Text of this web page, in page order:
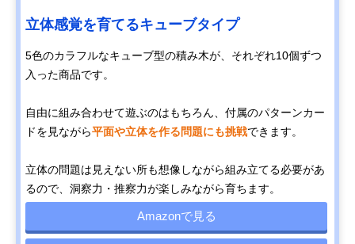
立体感覚を育てるキューブタイプ
5色のカラフルなキューブ型の積み木が、それぞれ10個ずつ
入った商品です。
自由に組み合わせて遊ぶのはもちろん、付属のパターンカー
ドを見ながら平面や立体を作る問題にも挑戦できます。
立体の問題は見えない所も想像しながら組み立てる必要があ
るので、洞察力・推察力が楽しみながら育ちます。
Amazonで見る